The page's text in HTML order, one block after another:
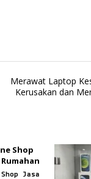
Merawat Laptop
Kerusakan dan
Jasa